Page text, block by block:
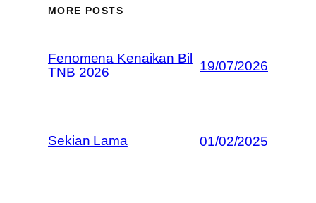
MORE POSTS
Fenomena Kenaikan Bil
TNB 2026
19/07/2026
Sekian Lama 01/02/2025